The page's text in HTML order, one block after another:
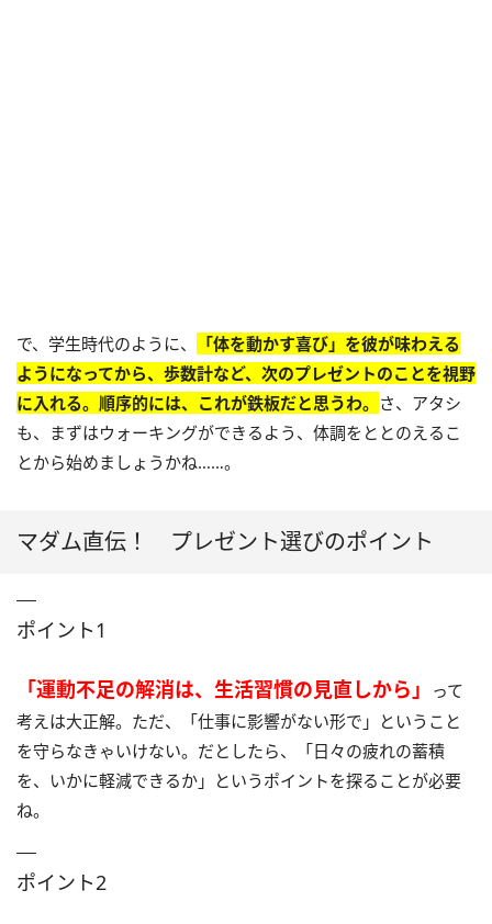
で、学生時代のように、
「体を動かす喜び」を彼が味わえる
ようになってから、歩数計など、次のプレゼントのことを視野
に入れる。順序的には、これが鉄板だと思うわ。 さ、アタシ
も、まずはウォーキングができるよう、体調をととのえるこ
とから始めましょうかね……。
マダム直伝！ プレゼント選びのポイント
ポイント1
「運動不足の解消は、生活習慣の見直しから」
って
考えは大正解。ただ、「仕事に影響がない形で」ということ
を守らなきゃいけない。だとしたら、「日々の疲れの蓄積
を、いかに軽減できるか」というポイントを探ることが必要
ね。
ポイント2